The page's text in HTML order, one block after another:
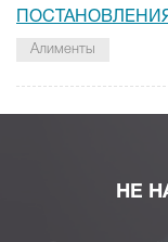
Алименты
НЕ